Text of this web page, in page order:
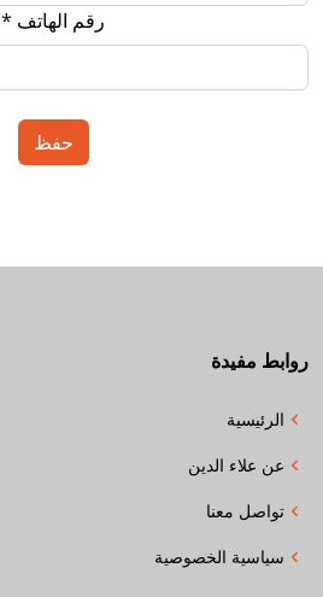
رقم الهاتف *
روابط مفيدة
الرئيسية
عن علاء الدين
تواصل معنا
سياسية الخصوصية